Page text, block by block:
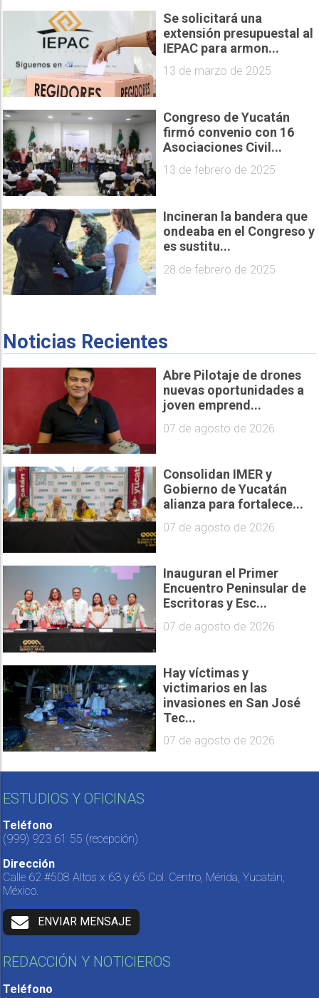
Se solicitará una
extensión presupuestal al
IEPAC para armon...
13 de marzo de 2025
Congreso de Yucatán
firmó convenio con 16
Asociaciones Civil...
13 de febrero de 2025
Incineran la bandera que
ondeaba en el Congreso y
es sustitu...
28 de febrero de 2025
Noticias Recientes
Abre Pilotaje de drones
nuevas oportunidades a
joven emprend...
07 de agosto de 2026
Consolidan IMER y
Gobierno de Yucatán
alianza para fortalece...
07 de agosto de 2026
Inauguran el Primer
Encuentro Peninsular de
Escritoras y Esc...
07 de agosto de 2026
Hay víctimas y
victimarios en las
invasiones en San José
Tec...
07 de agosto de 2026
ESTUDIOS Y OFICINAS
Teléfono
(999) 923 61 55 (recepción)
Dirección
Calle 62 #508 Altos x 63 y 65 Col. Centro, Mérida, Yucatán,
México.
ENVIAR MENSAJE
REDACCIÓN Y NOTICIEROS
Teléfono